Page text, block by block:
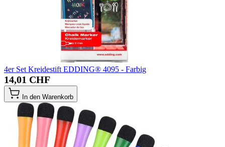
4er Set Kreidestift EDDING® 4095 - Farbig
14,01 CHF
In den Warenkorb